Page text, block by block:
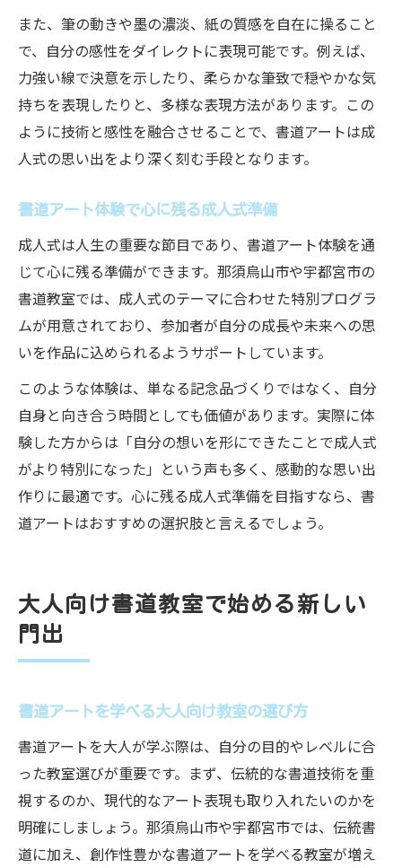
また、筆の動きや墨の濃淡、紙の質感を自在に操ること
で、自分の感性をダイレクトに表現可能です。例えば、
力強い線で決意を示したり、柔らかな筆致で穏やかな気
持ちを表現したりと、多様な表現方法があります。この
ように技術と感性を融合させることで、書道アートは成
人式の思い出をより深く刻む手段となります。
書道アート体験で心に残る成人式準備
成人式は人生の重要な節目であり、書道アート体験を通
じて心に残る準備ができます。那須烏山市や宇都宮市の
書道教室では、成人式のテーマに合わせた特別プログラ
ムが用意されており、参加者が自分の成長や未来への思
いを作品に込められるようサポートしています。
このような体験は、単なる記念品づくりではなく、自分
自身と向き合う時間としても価値があります。実際に体
験した方からは「自分の想いを形にできたことで成人式
がより特別になった」という声も多く、感動的な思い出
作りに最適です。心に残る成人式準備を目指すなら、書
道アートはおすすめの選択肢と言えるでしょう。
大人向け書道教室で始める新しい
門出
書道アートを学べる大人向け教室の選び方
書道アートを大人が学ぶ際は、自分の目的やレベルに合
った教室選びが重要です。まず、伝統的な書道技術を重
視するのか、現代的なアート表現も取り入れたいのかを
明確にしましょう。那須烏山市や宇都宮市では、伝統書
道に加え、創作性豊かな書道アートを学べる教室が増え